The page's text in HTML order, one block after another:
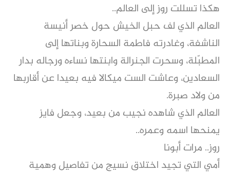
هكذا تسللت روز إلى العالم..
العالم الذي لف حبل الخيش حول خصر أنيسة
الناشفة، وغادرته فاطمة السحارة وبناتها إلى
المطبّلة، وسحرت الجنرالة وابنتها نساءه ورجاله بدار
السعادين، وعاشت الست ميكالا فيه بعيدا عن أقاربها
من ولاد صبرة.
العالم الذي شاهده نجيب من بعيد، وجعل فايز
يمنحها اسمه وعمره..
روز.. مرات أبونا
أمي التي تجيد اختلاق نسيج من تفاصيل وهمية